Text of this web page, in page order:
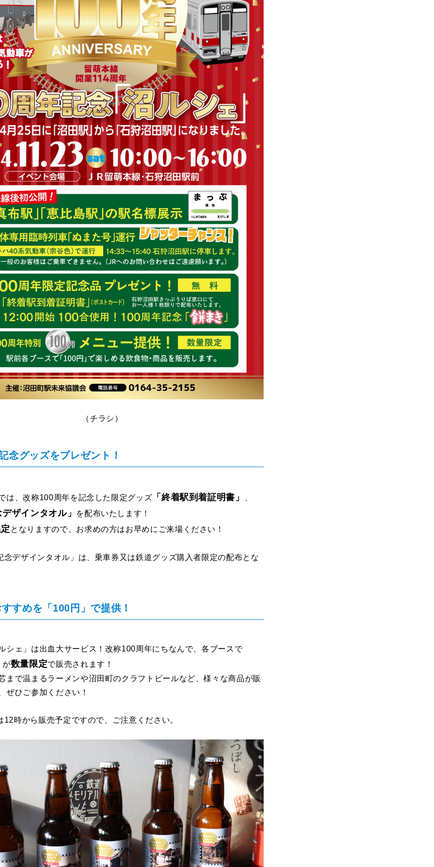
（チラシ）
念グッズをプレゼント！
は、改称100周年を記念した限定グッズ 「終着駅到着証明書」
ザインタオル」
を配布いたします！
となりますので、お求めの方はお早めにご来場ください！
デザインタオル」は、乗車券又は鉄道グッズ購入者限定の配布とな
すめを「100円」で提供！
シェ」は出血大サービス！改称100周年にちなんで、各ブースで
が数量限定で販売されます！
まで温まるラーメンや沼田町のクラフトビールなど、様々な商品が販
ぜひご参加ください！
時から販売予定ですので、ご注意ください。